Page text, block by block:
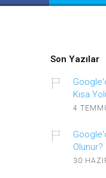
Son Yazılar
Kısa
4
Olunur?
30